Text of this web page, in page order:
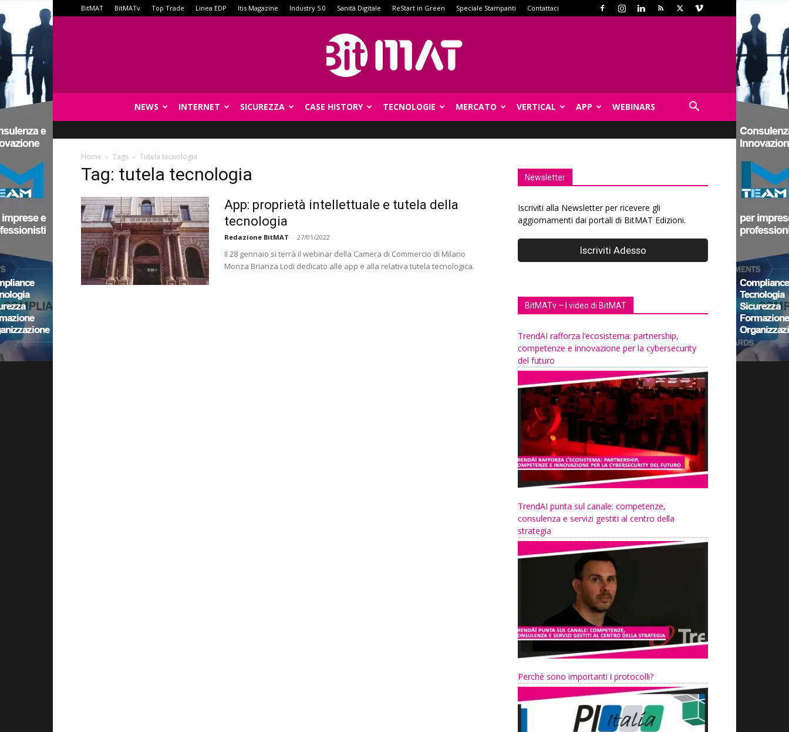
BitMAT BitMATv Top Trade Linea EDP Itis Magazine Industry 5.0 Sanità Digitale ReStart in Green Speciale Stampanti Contattaci
NEWS INTERNET SICUREZZA CASE HISTORY TECNOLOGIE MERCATO VERTICAL APP WEBINARS
Home Tags Tutela tecnologia
Tag: tutela tecnologia
App: proprietà intellettuale e tutela della
tecnologia
Redazione BitMAT - 27/01/2022
Il 28 gennaio si terrà il webinar della Camera di Commercio di Milano
Monza Brianza Lodi dedicato alle app e alla relativa tutela tecnologica.
Newsletter
Iscriviti alla Newsletter per ricevere gli
aggiornamenti dai portali di BitMAT Edizioni.
BitMATv – I video di BitMAT
TrendAI rafforza l’ecosistema: partnership,
competenze e innovazione per la cybersecurity
del futuro
TrendAI punta sul canale: competenze,
consulenza e servizi gestiti al centro della
strategia
Perché sono importanti i protocolli?